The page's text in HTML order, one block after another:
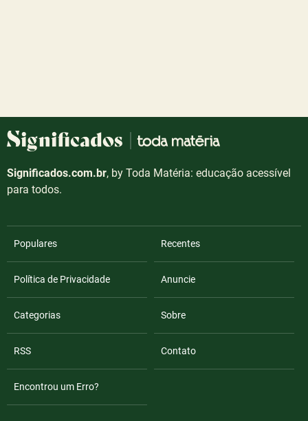
Significados.com.br, by Toda Matéria: educação acessível
para todos.
Populares Recentes
Política de Privacidade Anuncie
Categorias Sobre
RSS Contato
Encontrou um Erro?